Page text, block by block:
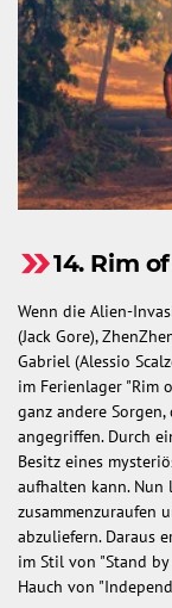
14. Rim
Wenn die Alien-
(Jack Gore),
Gabriel (Alessio
im Ferienlager "Rim
ganz andere
angegriffen. Durch
Besitz eines
aufhalten kann. Nun
zusammenzuraufen
abzuliefern. Daraus
im Stil von "Stand
Hauch von